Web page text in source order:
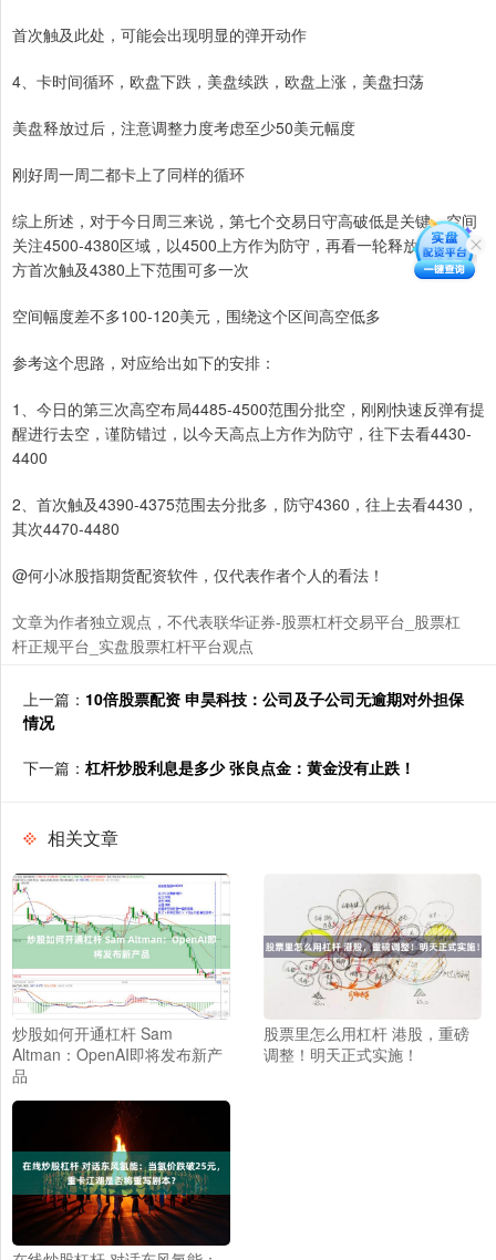
首次触及此处，可能会出现明显的弹开动作
4、卡时间循环，欧盘下跌，美盘续跌，欧盘上涨，美盘扫荡
美盘释放过后，注意调整力度考虑至少50美元幅度
刚好周一周二都卡上了同样的循环
综上所述，对于今日周三来说，第七个交易日守高破低是关键，空间
关注4500-4380区域，以4500上方作为防守，再看一轮释放下跌，下
方首次触及4380上下范围可多一次
空间幅度差不多100-120美元，围绕这个区间高空低多
参考这个思路，对应给出如下的安排：
1、今日的第三次高空布局4485-4500范围分批空，刚刚快速反弹有提
醒进行去空，谨防错过，以今天高点上方作为防守，往下去看4430-
4400
2、首次触及4390-4375范围去分批多，防守4360，往上去看4430，
其次4470-4480
@何小冰股指期货配资软件，仅代表作者个人的看法！
文章为作者独立观点，不代表联华证券-股票杠杆交易平台_股票杠
杆正规平台_实盘股票杠杆平台观点
上一篇： 10倍股票配资 申昊科技：公司及子公司无逾期对外担保
情况
下一篇： 杠杆炒股利息是多少 张良点金：黄金没有止跌！
相关文章
炒股如何开通杠杆 Sam
Altman：OpenAI即将发布新产
品
股票里怎么用杠杆 港股，重磅
调整！明天正式实施！